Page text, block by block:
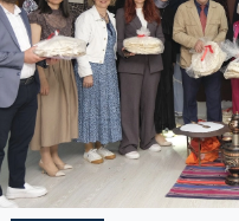
RESMİ İLAN